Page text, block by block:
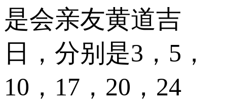
是会亲友黄道吉
日，分别是3，5，
10，17，20，24